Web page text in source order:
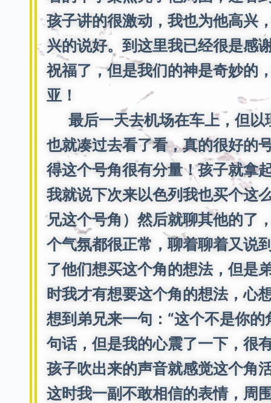
孩子讲的很激动，我也为他高兴
兴的说好。到这里我已经很是感
祝福了，但是我们的神是奇妙的
亚！
最后一天去机场在车上，但以
也就凑过去看了看，真的很好的
得这个号角很有分量！孩子就拿
我就说下次来以色列我也买个这
兄这个号角）然后就聊其他的了
个气氛都很正常，聊着聊着又说
了他们想买这个角的想法，但是
时我才有想要这个角的想法，心
想到弟兄来一句：“这个不是你
句话，但是我的心震了一下，很
孩子吹出来的声音就感觉这个角
这时我一副不敢相信的表情，周